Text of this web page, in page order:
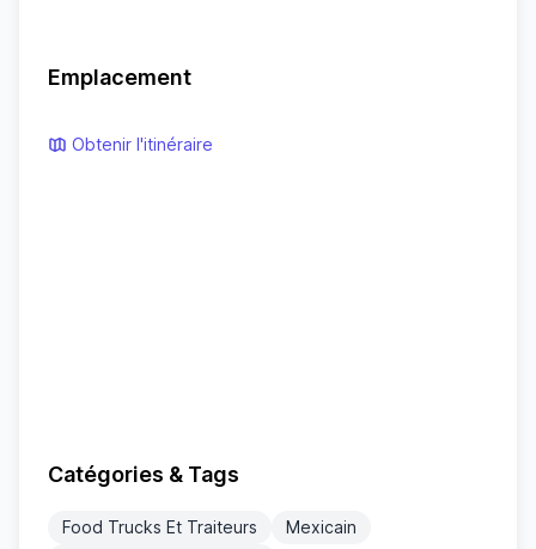
Emplacement
Obtenir l'itinéraire
Catégories & Tags
Food Trucks Et Traiteurs Mexicain